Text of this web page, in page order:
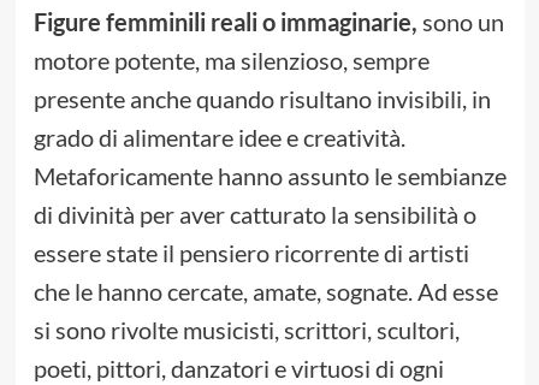
Figure femminili reali o immaginarie, sono un
motore potente, ma silenzioso, sempre
presente anche quando risultano invisibili, in
grado di alimentare idee e creatività.
Metaforicamente hanno assunto le sembianze
di divinità per aver catturato la sensibilità o
essere state il pensiero ricorrente di artisti
che le hanno cercate, amate, sognate. Ad esse
si sono rivolte musicisti, scrittori, scultori,
poeti, pittori, danzatori e virtuosi di ogni